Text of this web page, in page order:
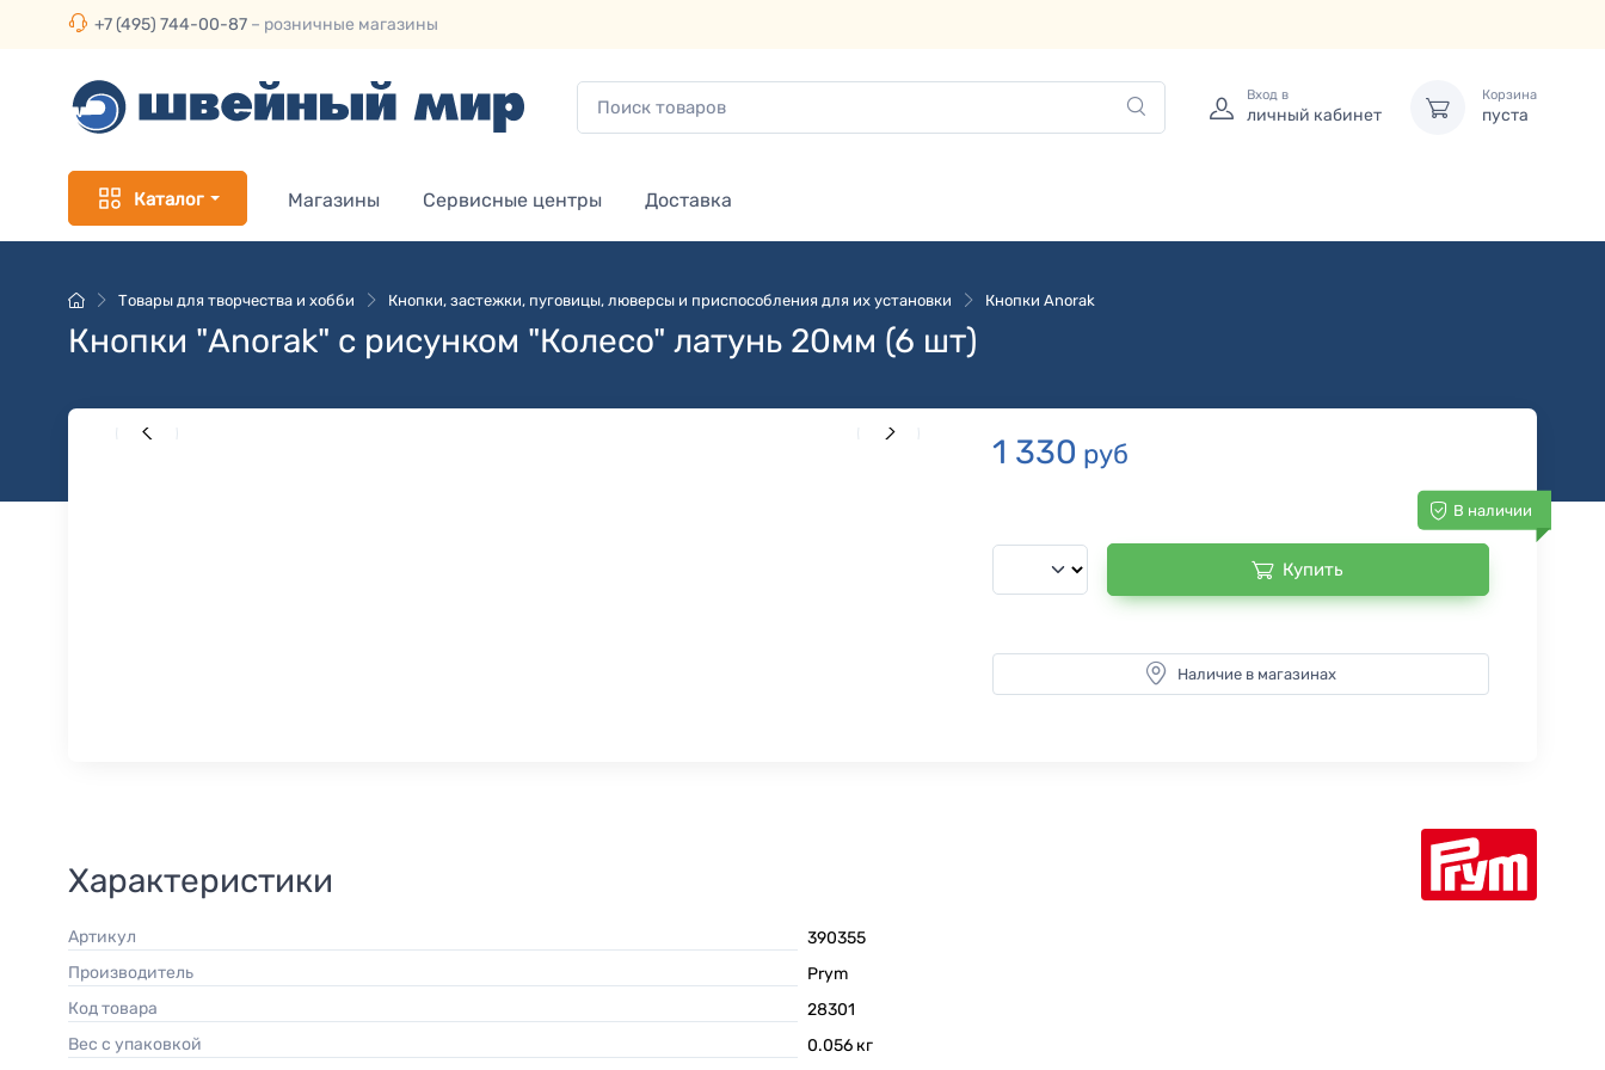
+7 (495) 744-00-87 – розничные магазины
Вход в
личный кабинет
Корзина
пуста
Каталог Магазины Сервисные центры Доставка
Товары для творчества и хобби Кнопки, застежки, пуговицы, люверсы и приспособления для их установки Кнопки Anorak
Кнопки "Anorak" с рисунком "Колесо" латунь 20мм (6 шт)
1 330 руб
В наличии
Купить
Наличие в магазинах
Характеристики
Артикул
390355
Производитель
Prym
Код товара
28301
Вес с упаковкой
0.056 кг